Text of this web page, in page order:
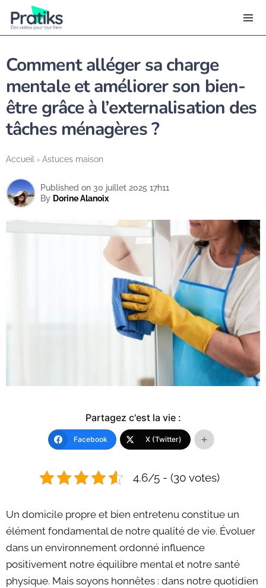
Accueil › Astuces maison
Comment alléger sa charge
mentale et améliorer son bien-
être grâce à l’externalisation des
tâches ménagères ?
By Dorine Alanoix
Published on 30 juillet 2025 17h11
Partagez c'est la vie :
Facebook X (Twitter)
4.6/5 - (30 votes)
Un domicile propre et bien entretenu constitue un
élément fondamental de notre qualité de vie. Évoluer
dans un environnement ordonné influence
positivement notre équilibre mental et notre santé
physique. Mais soyons honnêtes : dans notre quotidien